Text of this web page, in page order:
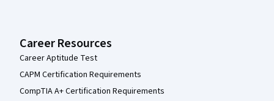
Career Resources
Career Aptitude Test
CAPM Certification Requirements
CompTIA A+ Certification Requirements